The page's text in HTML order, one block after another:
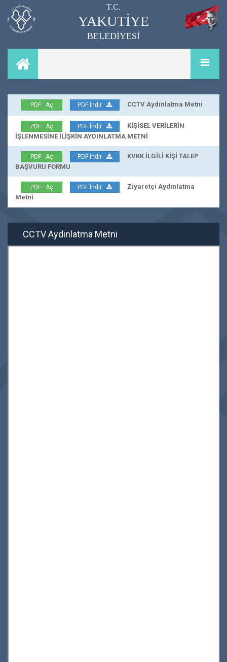
T.C.
YAKUTİYE
BELEDİYESİ
PDF Aç PDF İndir CCTV Aydınlatma Metni
PDF Aç PDF İndir
KİŞİSEL VERİLERİN
İŞLENMESİNE İLİŞKİN AYDINLATMA METNİ
PDF Aç PDF İndir
KVKK İLGİLİ KİŞİ TALEP
BAŞVURU FORMU
PDF Aç PDF İndir
Ziyaretçi Aydınlatma
Metni
CCTV Aydınlatma Metni